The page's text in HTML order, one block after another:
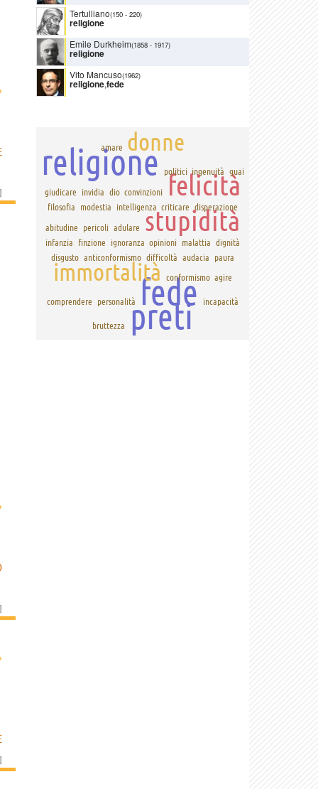
]
]
]
Tertulliano(150 - 220)
religione
Emile Durkheim(1858 - 1917)
religione
Vito Mancuso(1962)
religione,fede
amare donne
religione politici ingenuità guai
giudicare invidia dio convinzioni felicità
filosofia modestia intelligenza criticare disperazione
abitudine pericoli adulare stupidità
infanzia finzione ignoranza opinioni malattia dignità
disgusto anticonformismo difficoltà audacia paura
immortalità conformismo agire
comprendere personalità fede incapacità
bruttezza preti